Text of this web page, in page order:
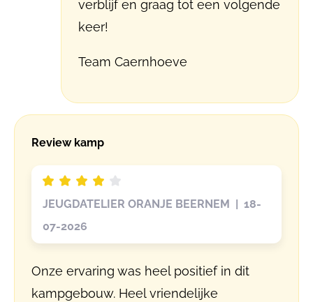
verblijf en graag tot een volgende
keer!
Team Caernhoeve
Review kamp
JEUGDATELIER ORANJE BEERNEM | 18-
07-2026
Onze ervaring was heel positief in dit
kampgebouw. Heel vriendelijke